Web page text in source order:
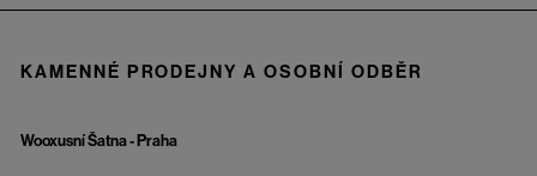
KAMENNÉ PRODEJNY A OSOBNÍ ODBĚR
Wooxusní Šatna - Praha